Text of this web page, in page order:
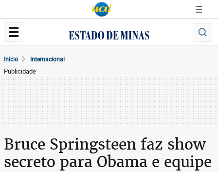
Início Internacional
Publicidade
Bruce Springsteen faz show
secreto para Obama e equipe